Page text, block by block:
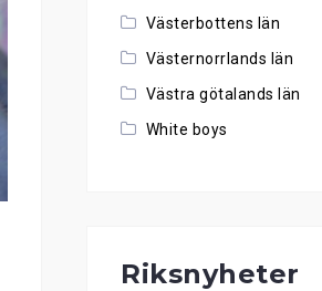
Västerbottens län
Västernorrlands län
Västra götalands län
White boys
Riksnyheter